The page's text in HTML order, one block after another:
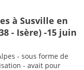
à Susville en
- Isère) -15 juin
- sous forme de
- avait pour